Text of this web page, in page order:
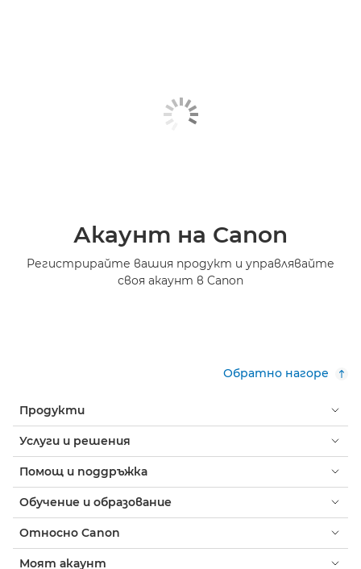
Акаунт на Canon
Регистрирайте вашия продукт и управлявайте
своя акаунт в Canon
Обратно нагоре
Продукти
Услуги и решения
Помощ и поддръжка
Обучение и образование
Относно Canon
Моят акаунт